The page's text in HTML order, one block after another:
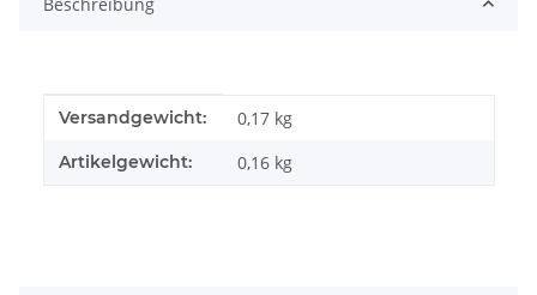
Produkteigenschaft
Wert
Versandgewicht: 0,17 kg
Artikelgewicht: 0,16 kg